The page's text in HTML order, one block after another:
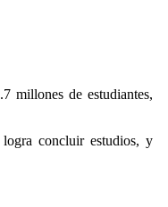
millones de estudiantes,
concluir estudios, y